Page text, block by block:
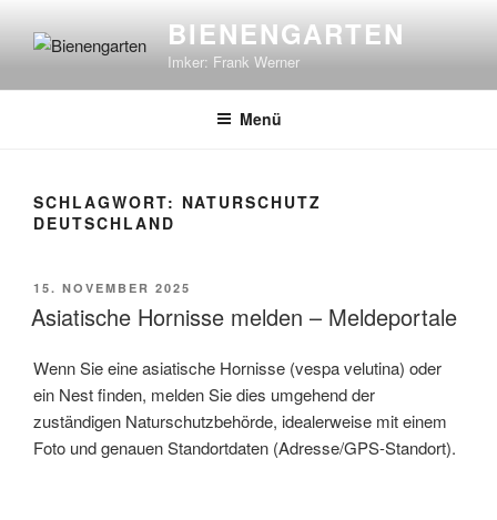
Inhalt
BIENENGARTEN
Imker: Frank Werner
Menü
SCHLAGWORT: NATURSCHUTZ
DEUTSCHLAND
VERÖFFENTLICHT
AM
15. NOVEMBER 2025
Asiatische Hornisse melden – Meldeportale
Wenn Sie eine asiatische Hornisse (vespa velutina) oder
ein Nest finden, melden Sie dies umgehend der
zuständigen Naturschutzbehörde, idealerweise mit einem
Foto und genauen Standortdaten (Adresse/GPS-Standort).